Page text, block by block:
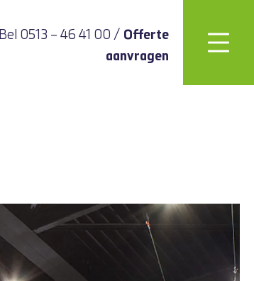
Bel 0513 – 46 41 00 / Offerte
aanvragen